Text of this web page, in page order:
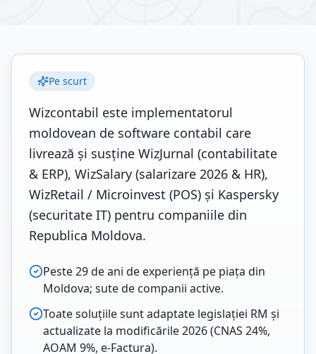
Pe scurt
Wizcontabil este implementatorul
moldovean de software contabil care
livrează și susține WizJurnal (contabilitate
& ERP), WizSalary (salarizare 2026 & HR),
WizRetail / Microinvest (POS) și Kaspersky
(securitate IT) pentru companiile din
Republica Moldova.
Peste 29 de ani de experiență pe piața din
Moldova; sute de companii active.
Toate soluțiile sunt adaptate legislației RM și
actualizate la modificările 2026 (CNAS 24%,
AOAM 9%, e-Factura).